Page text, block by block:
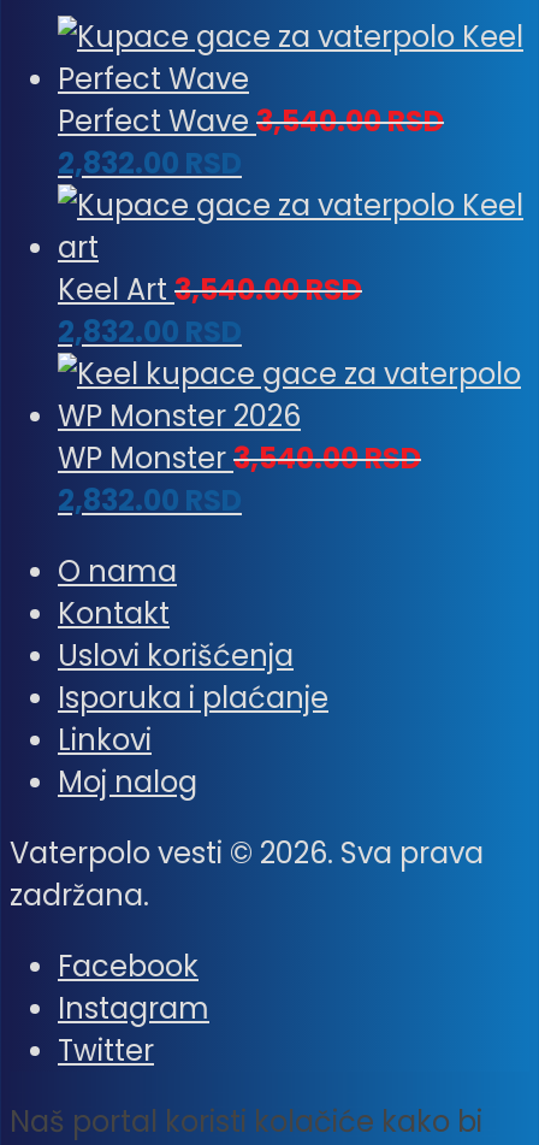
Perfect Wave 3,540.00RSD
2,832.00 RSD
Keel Art 3,540.00RSD
2,832.00 RSD
WP Monster3,540.00RSD
2,832.00 RSD
O nama
Kontakt
Uslovi korišćenja
Isporuka i plaćanje
Linkovi
Moj nalog
Vaterpolo vesti © 2026. Sva prava
zadržana.
Facebook
Instagram
Twitter
Naš portal koristi kolačiće kako bi